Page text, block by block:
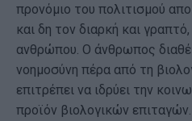
προνόμιο του πολιτισμού
και δη τον διαρκή και
ανθρώπου. Ο άνθρωπος
νοημοσύνη πέρα από τη
επιτρέπει να ιδρύει την
προϊόν βιολογικών